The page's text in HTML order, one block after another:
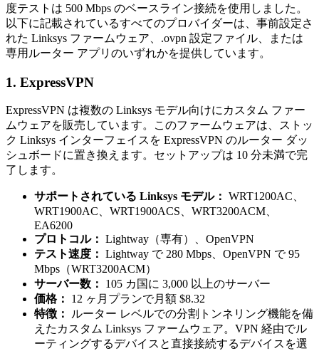
度テストは 500 Mbps のベースライン接続を使用しました。
以下に記載されているすべてのプロバイダーは、事前設定さ
れた Linksys ファームウェア、.ovpn 設定ファイル、または
専用ルーター アプリのいずれかを提供しています。
1. ExpressVPN
ExpressVPN は複数の Linksys モデル向けにカスタム ファー
ムウェアを販売しています。このファームウェアは、ストッ
ク Linksys インターフェイスを ExpressVPN のルーター ダッ
シュボードに置き換えます。セットアップは 10 分未満で完
了します。
サポートされている Linksys モデル： WRT1200AC、
WRT1900AC、WRT1900ACS、WRT3200ACM、
EA6200
プロトコル： Lightway（専有）、OpenVPN
テスト速度： Lightway で 280 Mbps、OpenVPN で 95
Mbps（WRT3200ACM）
サーバー数：
105 カ国に 3,000 以上のサーバー
価格：
12 ヶ月プランで月額 $8.32
特徴：
ルーター レベルでの分割トンネリング機能を備
えたカスタム Linksys ファームウェア。VPN 経由でル
ーティングするデバイスと直接接続するデバイスを選